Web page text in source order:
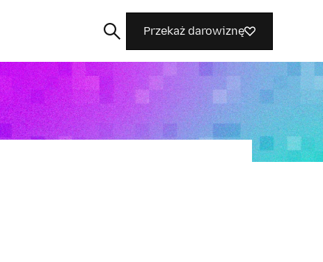
Przekaż darowiznę